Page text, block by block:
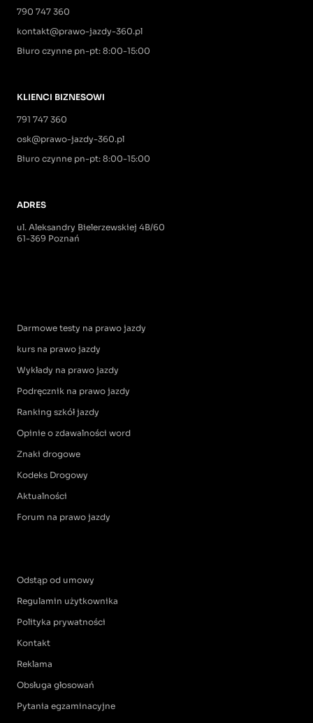
790 747 360
kontakt@prawo-jazdy-360.pl
Biuro czynne pn-pt: 8:00-15:00
KLIENCI BIZNESOWI
791 747 360
osk@prawo-jazdy-360.pl
Biuro czynne pn-pt: 8:00-15:00
ADRES
ul. Aleksandry Bielerzewskiej 4B/60
61-369 Poznań
Darmowe testy na prawo jazdy
kurs na prawo jazdy
Wykłady na prawo jazdy
Podręcznik na prawo jazdy
Ranking szkół jazdy
Opinie o zdawalności word
Znaki drogowe
Kodeks Drogowy
Aktualności
Forum na prawo jazdy
Odstąp od umowy
Regulamin użytkownika
Polityka prywatności
Kontakt
Reklama
Obsługa głosowań
Pytania egzaminacyjne